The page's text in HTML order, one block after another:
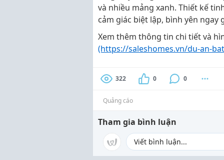
và nhiều mảng xanh. Thiết kế
cảm giác biệt lập, bình yên ngay
Xem thêm thông tin chi tiết và
(https://saleshomes.vn/du-an-
322 0 0
Quảng cáo
Tham gia bình luận